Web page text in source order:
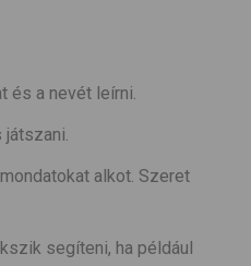
és a nevét leírni.
játszani.
alkot. Szeret
segíteni, ha például